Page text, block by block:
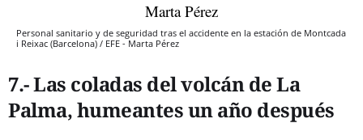
Personal sanitario y de seguridad tras el accidente en la estación de Montcada
i Reixac (Barcelona) / EFE - Marta Pérez
7.- Las coladas del volcán de La
Palma, humeantes un año después